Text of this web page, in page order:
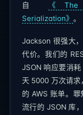
自
《
Serialization》 。
Jackson 很强大
代价。我们的
JSON 响应要消
天 5000 万次请求
的 AWS 账单。
流行的 JSON 库